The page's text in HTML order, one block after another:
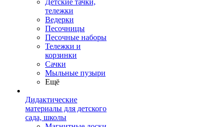
Детские тачки,
тележки
Ведерки
Песочницы
Песочные наборы
Тележки и
корзинки
Сачки
Мыльные пузыри
Ещё
Дидактические
материалы для детского
сада, школы